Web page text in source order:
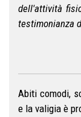
dell'attività
testimonianza
Abiti comodi,
e la valigia è